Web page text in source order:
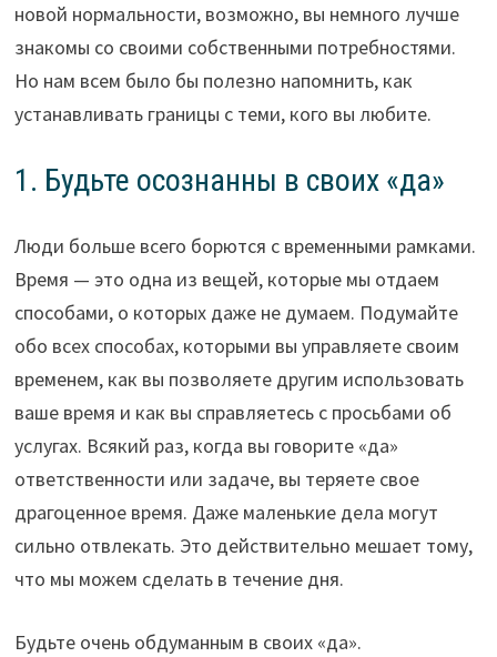
новой нормальности, возможно, вы немного лучше
знакомы со своими собственными потребностями.
Но нам всем было бы полезно напомнить, как
устанавливать границы с теми, кого вы любите.
1. Будьте осознанны в своих «да»
Люди больше всего борются с временными рамками.
Время — это одна из вещей, которые мы отдаем
способами, о которых даже не думаем. Подумайте
обо всех способах, которыми вы управляете своим
временем, как вы позволяете другим использовать
ваше время и как вы справляетесь с просьбами об
услугах. Всякий раз, когда вы говорите «да»
ответственности или задаче, вы теряете свое
драгоценное время. Даже маленькие дела могут
сильно отвлекать. Это действительно мешает тому,
что мы можем сделать в течение дня.
Будьте очень обдуманным в своих «да».